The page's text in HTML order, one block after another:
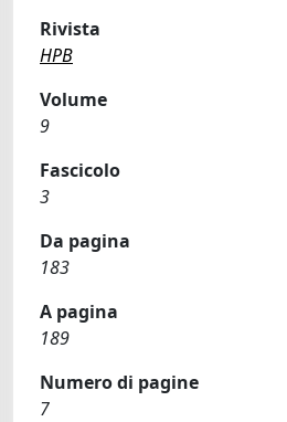
Rivista
HPB
Volume
9
Fascicolo
3
Da pagina
183
A pagina
189
Numero di pagine
7